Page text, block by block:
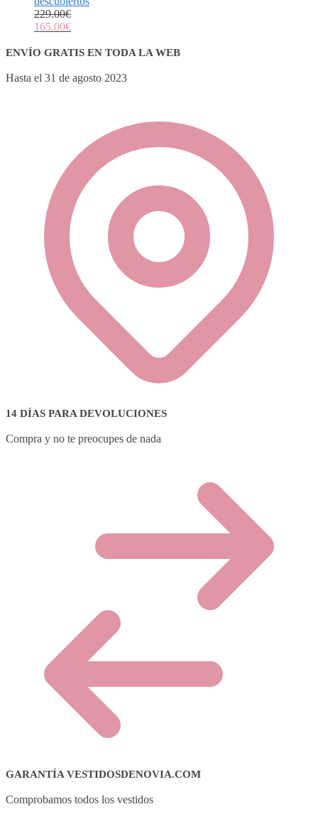
229.00€
165.00€
ENVÍO GRATIS EN TODA LA WEB
Hasta el 31 de agosto 2023
14 DÍAS PARA DEVOLUCIONES
Compra y no te preocupes de nada
GARANTÍA VESTIDOSDENOVIA.COM
Comprobamos todos los vestidos